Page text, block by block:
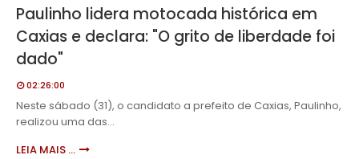
Paulinho lidera motocada histórica em
Caxias e declara: "O grito de liberdade foi
dado"
02:26:00
Neste sábado (31), o candidato a prefeito de Caxias, Paulinho,
realizou uma das…
LEIA MAIS ...